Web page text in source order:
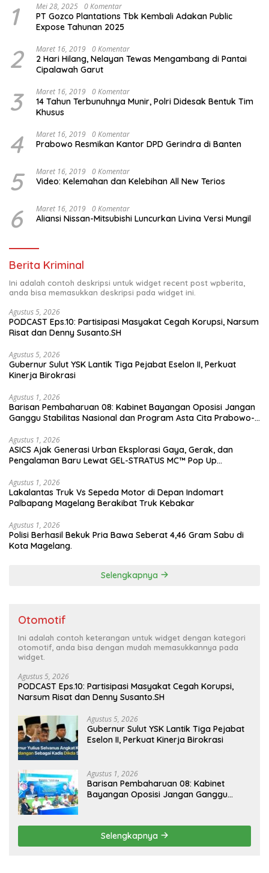
1 Mei 28, 2025 0 Komentar
PT Gozco Plantations Tbk Kembali Adakan Public
Expose Tahunan 2025
2 Maret 16, 2019 0 Komentar
2 Hari Hilang, Nelayan Tewas Mengambang di Pantai
Cipalawah Garut
3 Maret 16, 2019 0 Komentar
14 Tahun Terbunuhnya Munir, Polri Didesak Bentuk Tim
Khusus
4 Maret 16, 2019 0 Komentar
Prabowo Resmikan Kantor DPD Gerindra di Banten
5 Maret 16, 2019 0 Komentar
Video: Kelemahan dan Kelebihan All New Terios
6 Maret 16, 2019 0 Komentar
Aliansi Nissan-Mitsubishi Luncurkan Livina Versi Mungil
Berita Kriminal
Ini adalah contoh deskripsi untuk widget recent post wpberita,
anda bisa memasukkan deskripsi pada widget ini.
Agustus 5, 2026
PODCAST Eps.10: Partisipasi Masyakat Cegah Korupsi, Narsum
Risat dan Denny Susanto.SH
Agustus 5, 2026
Gubernur Sulut YSK Lantik Tiga Pejabat Eselon II, Perkuat
Kinerja Birokrasi
Agustus 1, 2026
Barisan Pembaharuan 08: Kabinet Bayangan Oposisi Jangan
Ganggu Stabilitas Nasional dan Program Asta Cita Prabowo-
Agustus 1, 2026
ASICS Ajak Generasi Urban Eksplorasi Gaya, Gerak, dan
Pengalaman Baru Lewat GEL-STRATUS MC™ Pop Up
Agustus 1, 2026
Lakalantas Truk Vs Sepeda Motor di Depan Indomart
Palbapang Magelang Berakibat Truk Kebakar
Agustus 1, 2026
Polisi Berhasil Bekuk Pria Bawa Seberat 4,46 Gram Sabu di
Kota Magelang.
Selengkapnya
Otomotif
Ini adalah contoh keterangan untuk widget dengan kategori
otomotif, anda bisa dengan mudah memasukkannya pada
widget.
Agustus 5, 2026
PODCAST Eps.10: Partisipasi Masyakat Cegah Korupsi,
Narsum Risat dan Denny Susanto.SH
Agustus 5, 2026
Gubernur Sulut YSK Lantik Tiga Pejabat
Eselon II, Perkuat Kinerja Birokrasi
Agustus 1, 2026
Barisan Pembaharuan 08: Kabinet
Bayangan Oposisi Jangan Ganggu
Selengkapnya